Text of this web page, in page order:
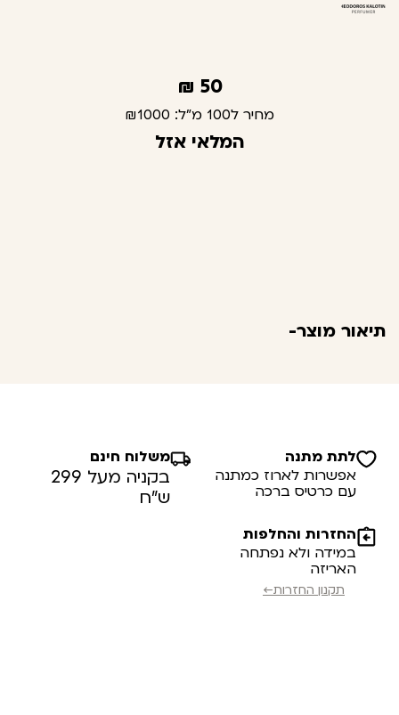
50
₪
מחיר ל100 מ"ל: ₪1000
המלאי אזל
תיאור מוצר-
לתת מתנה
אפשרות לארוז כמתנה
עם כרטיס ברכה
משלוח חינם
בקניה מעל 299
ש”ח
החזרות והחלפות
במידה ולא נפתחה
האריזה
תקנון החזרות←